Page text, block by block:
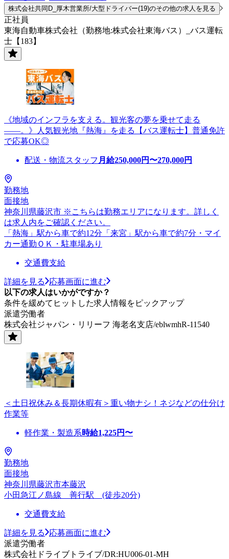
株式会社共同D_厚木営業所/大型ドライバー(19)のその他の求人を見る
正社員
東海自動車株式会社（勤務地:株式会社東海バス）_バス運転
士【183】
《地域のインフラを支える。観光客の夢を乗せて走る
――。》人気観光地『熱海』を走る【バス運転士】普通免許
で応募OK◎
配送・物流スタッフ 月給250,000円〜270,000円
勤務地
面接地
神奈川県藤沢市 ※こちらは勤務エリアになります。詳しく
は求人内をご確認ください。
「熱海」駅から車で約12分「来宮」駅から車で約7分・マイ
カー通勤ＯＫ・駐車場あり
交通費支給
詳細を見る
応募画面に進む
以下の求人はいかがですか？
条件を緩めてヒットした求人情報をピックアップ
派遣労働者
株式会社ジャパン・リリーフ 海老名支店/eblwmhR-11540
＜土日祝休み＆長期休暇有＞重い物ナシ！ネジなどの仕分け
作業等
軽作業・製造系時給1,225円〜
勤務地
面接地
神奈川県藤沢市本藤沢
小田急江ノ島線 善行駅 (徒歩20分)
交通費支給
詳細を見る
応募画面に進む
派遣労働者
株式会社ドライブトライブ/DR:HU006-01-MH